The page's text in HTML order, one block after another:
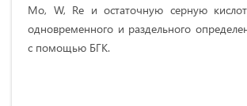
Mo, W, Re и остаточную серную
одновременного и раздельного
с помощью БГК.